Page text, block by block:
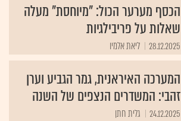
הכסף מערער הכול: "מיוחסת" מעלה
שאלות על פריבילגיות
28.12.2025 ליאת אלמיו
המערכה האיראנית, גמר הגביע וערן
זהבי: המשדרים הנצפים של השנה
24.12.2025 גלית חתן